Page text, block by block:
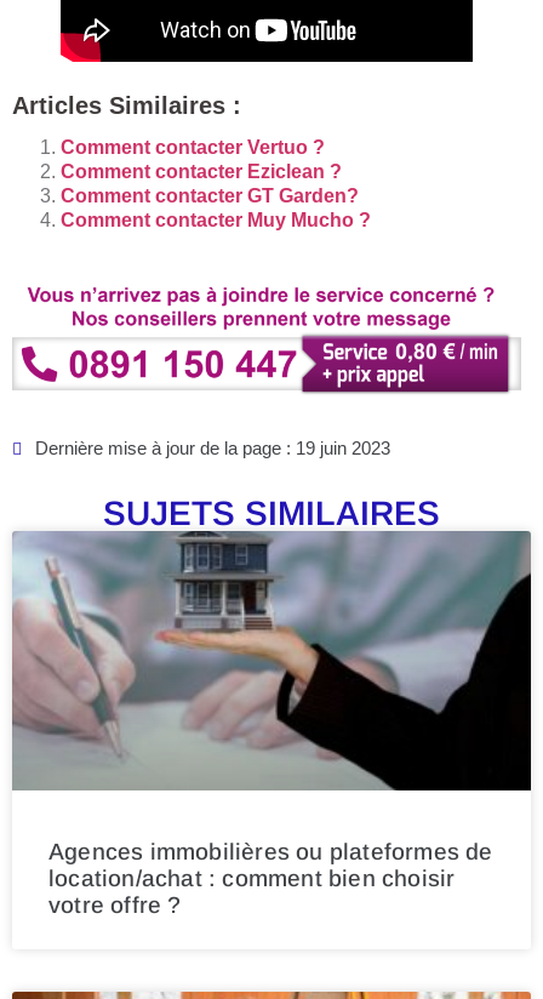
Articles Similaires :
Comment contacter Vertuo ?
Comment contacter Eziclean ?
Comment contacter GT Garden?
Comment contacter Muy Mucho ?
Dernière mise à jour de la page : 19 juin 2023
SUJETS SIMILAIRES
Agences immobilières ou plateformes de
location/achat : comment bien choisir
votre offre ?